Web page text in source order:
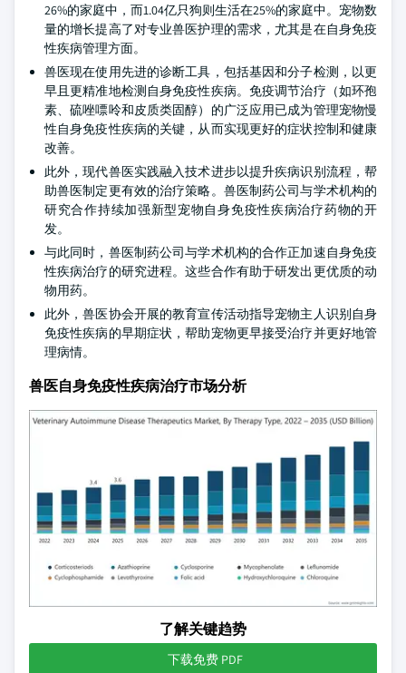
26%的家庭中，而1.04亿只狗则生活在25%的家庭中。宠物数
量的增长提高了对专业兽医护理的需求，尤其是在自身免疫
性疾病管理方面。
兽医现在使用先进的诊断工具，包括基因和分子检测，以更
早且更精准地检测自身免疫性疾病。免疫调节治疗（如环孢
素、硫唑嘌呤和皮质类固醇）的广泛应用已成为管理宠物慢
性自身免疫性疾病的关键，从而实现更好的症状控制和健康
改善。
此外，现代兽医实践融入技术进步以提升疾病识别流程，帮
助兽医制定更有效的治疗策略。兽医制药公司与学术机构的
研究合作持续加强新型宠物自身免疫性疾病治疗药物的开
发。
与此同时，兽医制药公司与学术机构的合作正加速自身免疫
性疾病治疗的研究进程。这些合作有助于研发出更优质的动
物用药。
此外，兽医协会开展的教育宣传活动指导宠物主人识别自身
免疫性疾病的早期症状，帮助宠物更早接受治疗并更好地管
理病情。
兽医自身免疫性疾病治疗市场分析
了解关键趋势
下载免费 PDF